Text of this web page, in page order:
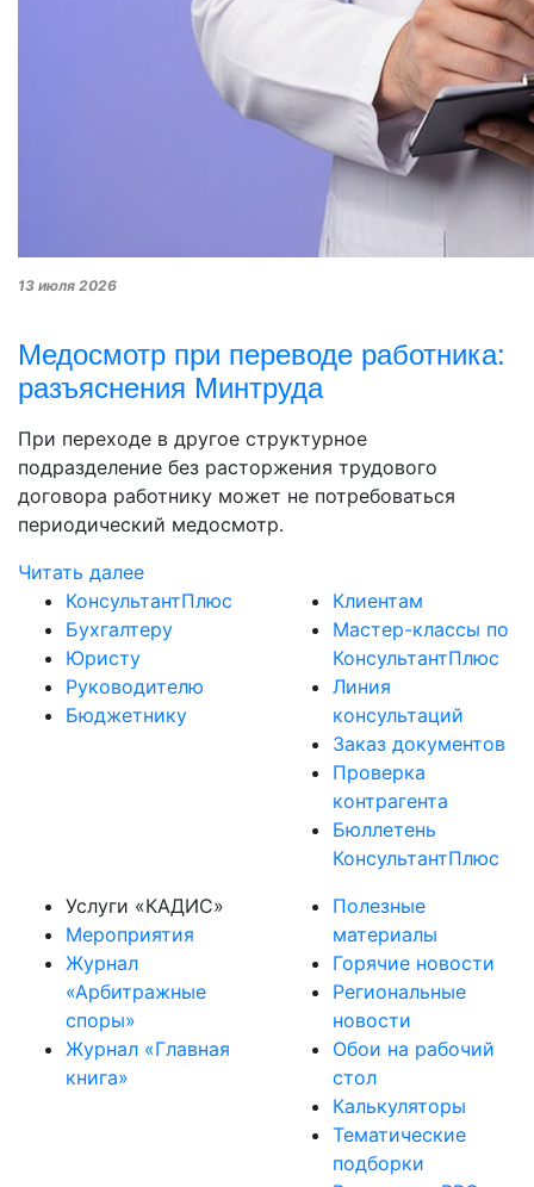
13 июля 2026
Медосмотр при переводе работника:
разъяснения Минтруда
При переходе в другое структурное
подразделение без расторжения трудового
договора работнику может не потребоваться
периодический медосмотр.
Читать далее
КонсультантПлюс
Бухгалтеру
Юристу
Руководителю
Бюджетнику
Клиентам
Мастер-классы по
КонсультантПлюс
Линия
консультаций
Заказ документов
Проверка
контрагента
Бюллетень
КонсультантПлюс
Услуги «КАДИС»
Мероприятия
Журнал
«Арбитражные
споры»
Журнал «Главная
книга»
Полезные
материалы
Горячие новости
Региональные
новости
Обои на рабочий
стол
Калькуляторы
Тематические
подборки